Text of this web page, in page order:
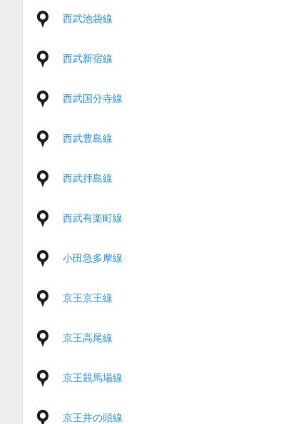
西武池袋線
西武新宿線
西武国分寺線
西武豊島線
西武拝島線
西武有楽町線
小田急多摩線
京王京王線
京王高尾線
京王競馬場線
京王井の頭線